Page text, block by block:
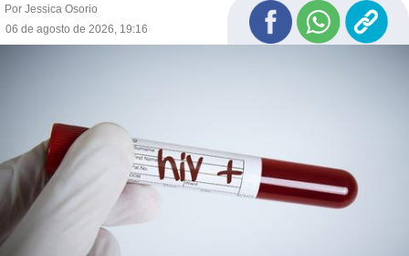
Por Jessica Osorio
06 de agosto de 2026, 19:16